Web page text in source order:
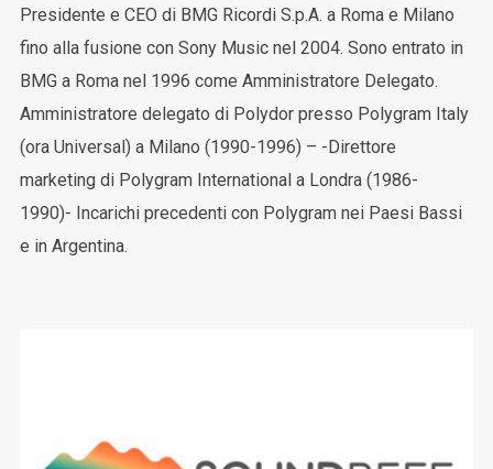
Presidente e CEO di BMG Ricordi S.p.A. a Roma e Milano
fino alla fusione con Sony Music nel 2004. Sono entrato in
BMG a Roma nel 1996 come Amministratore Delegato.
Amministratore delegato di Polydor presso Polygram Italy
(ora Universal) a Milano (1990-1996) – -Direttore
marketing di Polygram International a Londra (1986-
1990)- Incarichi precedenti con Polygram nei Paesi Bassi
e in Argentina.